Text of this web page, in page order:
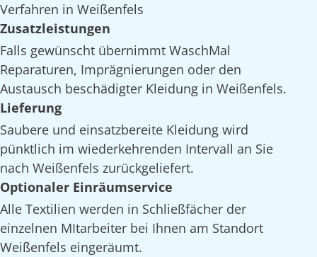
Verfahren in Weißenfels
Zusatzleistungen
Falls gewünscht übernimmt WaschMal
Reparaturen, Imprägnierungen oder den
Austausch beschädigter Kleidung in Weißenfels.
Lieferung
Saubere und einsatzbereite Kleidung wird
pünktlich im wiederkehrenden Intervall an Sie
nach Weißenfels zurückgeliefert.
Optionaler Einräumservice
Alle Textilien werden in Schließfächer der
einzelnen MItarbeiter bei Ihnen am Standort
Weißenfels eingeräumt.